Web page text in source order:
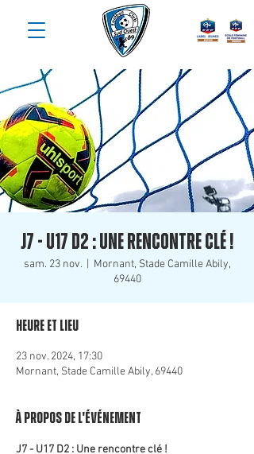
J7 - U17 D2 : Une rencontre clé !
sam. 23 nov.
  |
Mornant, Stade Camille Abily,
69440
Heure et lieu
23 nov. 2024, 17:30
Mornant, Stade Camille Abily, 69440
À propos de l'événement
J7 - U17 D2 : Une rencontre clé !